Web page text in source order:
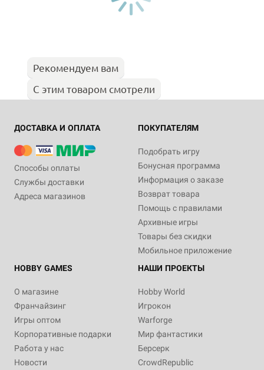
Рекомендуем вам
С этим товаром смотрели
ДОСТАВКА И ОПЛАТА
Способы оплаты
Службы доставки
Адреса магазинов
ПОКУПАТЕЛЯМ
Подобрать игру
Бонусная программа
Информация о заказе
Возврат товара
Помощь с правилами
Архивные игры
Товары без скидки
Мобильное приложение
HOBBY GAMES
О магазине
Франчайзинг
Игры оптом
Корпоративные подарки
Работа у нас
Новости
НАШИ ПРОЕКТЫ
Hobby World
Игрокон
Warforge
Мир фантастики
Берсерк
CrowdRepublic